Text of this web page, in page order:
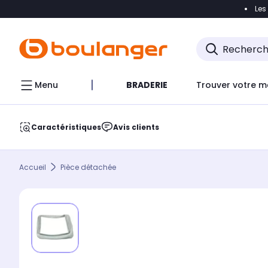
Accéder
Menu BRADERIE Trouver votre
Caractéristiques Avis clients
Accueil Pièce détachée